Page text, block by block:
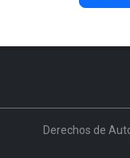
Derechos de